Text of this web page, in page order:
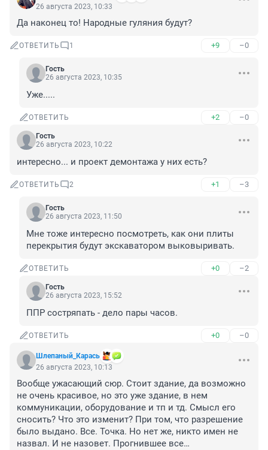
26 августа 2023, 10:33
Да наконец то! Народные гуляния будут?
ОТВЕТИТЬ 1 +9 –0
Гость
26 августа 2023, 10:35
Уже.....
ОТВЕТИТЬ +2 –0
Гость
26 августа 2023, 10:22
интересно... и проект демонтажа у них есть?
ОТВЕТИТЬ 2 +1 –3
Гость
26 августа 2023, 11:50
Мне тоже интересно посмотреть, как они плиты
перекрытия будут экскаватором выковыривать.
ОТВЕТИТЬ +0 –2
Гость
26 августа 2023, 15:52
ППР состряпать - дело пары часов.
ОТВЕТИТЬ +0 –0
Шлепаный_Карась
26 августа 2023, 10:13
Вообще ужасающий сюр. Стоит здание, да возможно
не очень красивое, но это уже здание, в нем
коммуникации, оборудование и тп и тд. Смысл его
сносить? Что это изменит? При том, что разрешение
было выдано. Все. Точка. Но нет же, никто имен не
назвал. И не назовет. Прогнившее все…